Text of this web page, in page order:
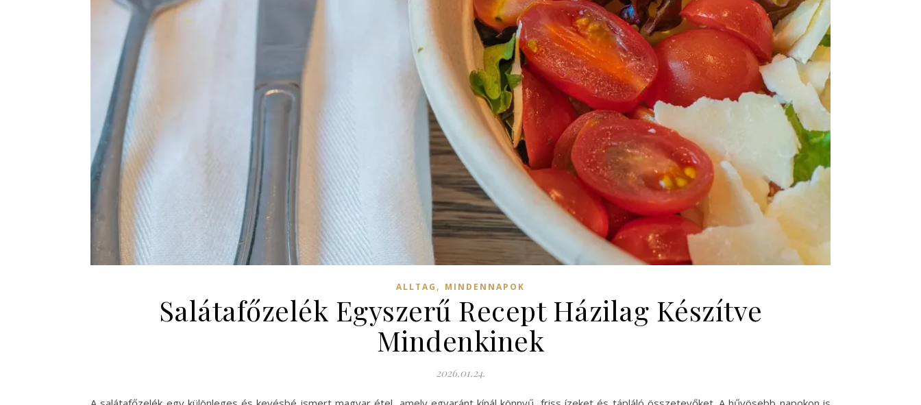
ALLTAG , MINDENNAPOK
Salátafőzelék Egyszerű Recept Házilag Készítve
Mindenkinek
2026.01.24.